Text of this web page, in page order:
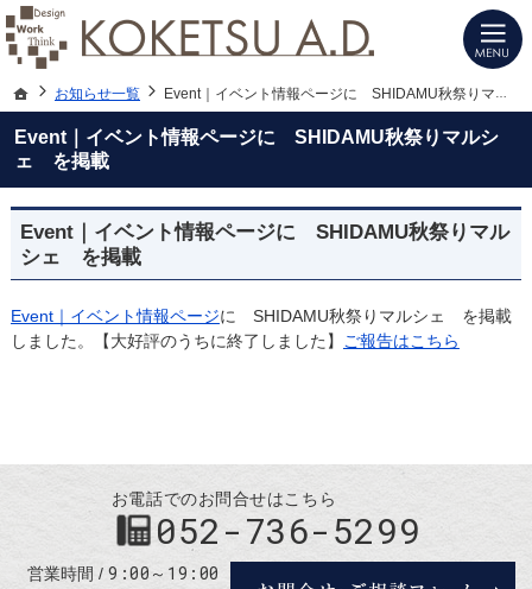
Event｜イベント情報ページに SHIDAMU秋祭りマルシ
ェ を掲載
建築士と建てる高性能デザイン注文住宅（愛知・名古屋）の新築は当社へお任せく
注文住宅（愛知・名古屋）の設計施工ならKOKETSU A.D.にお任せ
Event｜イベント情報ページに SHIDAMU秋祭りマル
シェ を掲載
Event｜イベント情報ページに SHIDAMU秋祭りマルシェ を掲載
しました。【大好評のうちに終了しました】
ご報告はこちら
ホーム
お知らせ一覧 Event｜イベント情報ページに SHIDAMU秋祭りマルシェ を掲載
お電話でのお問合せはこちら
052-736-5299
営業時間 9:00～19:00